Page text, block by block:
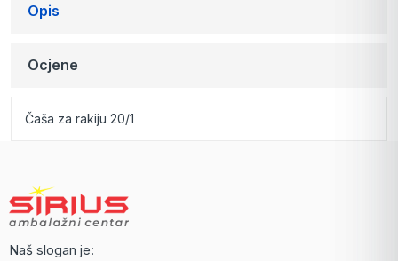
Opis
Ocjene
Čaša za rakiju 20/1
Naš slogan je: